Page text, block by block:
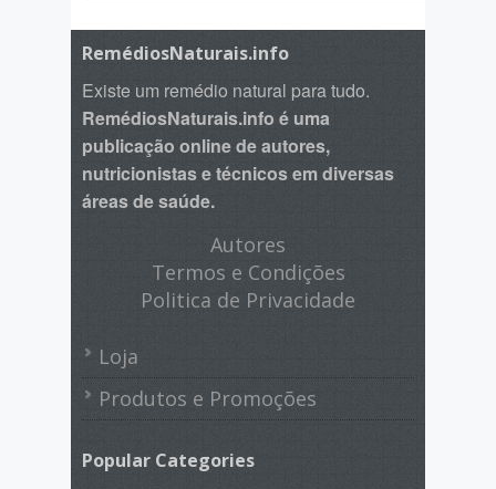
RemédiosNaturais.info
Existe um remédio natural para tudo.
RemédiosNaturais.info é uma
publicação online de autores,
nutricionistas e técnicos em diversas
áreas de saúde.
Autores
Termos e Condições
Politica de Privacidade
Loja
Produtos e Promoções
Popular Categories